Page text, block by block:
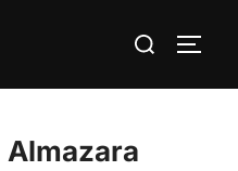
Buscar:
Almazara